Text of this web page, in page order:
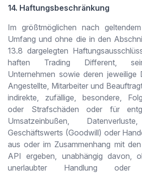
14. Haftungsbeschränkung
Im größtmöglichen nach
Umfang und ohne die in den
13.8 dargelegten
haften Trading Different,
Unternehmen sowie deren jeweilige
Angestellte, Mitarbeiter und
indirekte, zufällige, besondere,
oder Strafschäden oder für
Umsatzeinbußen,
Geschäftswerts (Goodwill) oder
aus oder im Zusammenhang mit
API ergeben, unabhängig davon,
unerlaubter Handlung oder